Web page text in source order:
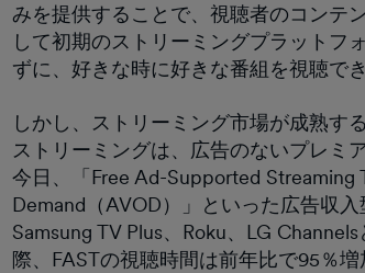
みを提供することで、視聴者のコンテ
して初期のストリーミングプラットフ
ずに、好きな時に好きな番組を視聴で
しかし、ストリーミング市場が成熟す
ストリーミングは、広告のないプレミ
今日、「Free Ad-Supported
Demand（AVOD）」といった広告収
Samsung TV Plus、Roku、LG
際、FASTの視聴時間は前年比で95％